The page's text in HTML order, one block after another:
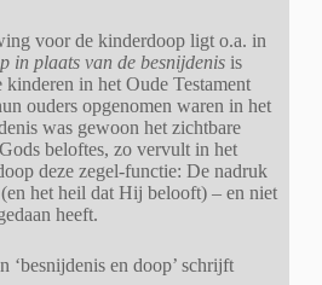
voor de kinderdoop ligt o.a. in
in plaats van de besnijdenisis
kinderen in het Oude Testament
ouders opgenomen waren in het
was gewoon het zichtbare
beloftes, zo vervult in het
deze zegel-functie: De nadruk
het heil dat Hij belooft) – en niet
heeft.
‘besnijdenis en doop’ schrijft